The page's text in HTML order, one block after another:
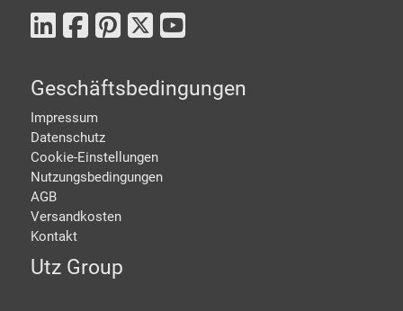
Geschäftsbedingungen
Impressum
Datenschutz
Cookie-Einstellungen
Nutzungsbedingungen
AGB
Versandkosten
Kontakt
Utz Group